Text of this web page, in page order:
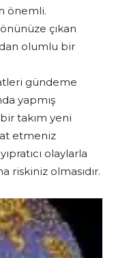
önemli.
çıkan
olumlu bir
gündeme
yapmış
takım yeni
etmeniz
olaylarla
riskiniz olmasıdır.